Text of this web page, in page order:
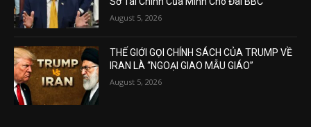
August 5, 2026
THẾ GIỚI GỌI CHÍNH SÁCH CỦA TRUMP VỀ
IRAN LÀ “NGOẠI GIAO MẪU GIÁO”
August 5, 2026